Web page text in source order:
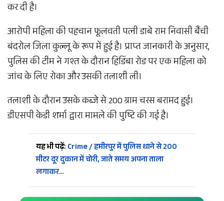
कर दी है।
आरोपी महिला की पहचान फूलवती पत्नी डाबे राम निवासी बैंची
बंदरोल जिला कुल्लू के रूप में हुई है। प्राप्त जानकारी के अनुसार,
पुलिस की टीम ने गश्त के दौरान हिडिंबा रोड पर एक महिला को
जांच के लिए रोका और उसकी तलाशी ली।
तलाशी के दौरान उसके कब्जे से 200 ग्राम चरस बरामद हुई।
डीएसपी केडी शर्मा द्वारा मामले की पुष्टि की गई है।
यह भी पढ़ें: Crime / हमीरपुर में पुलिस थाने से 200
मीटर दूर दुकान में चोरी, जाते समय अपना ताला
लगाकर…